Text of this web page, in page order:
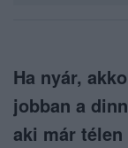
Ha nyár,
jobban a
aki már